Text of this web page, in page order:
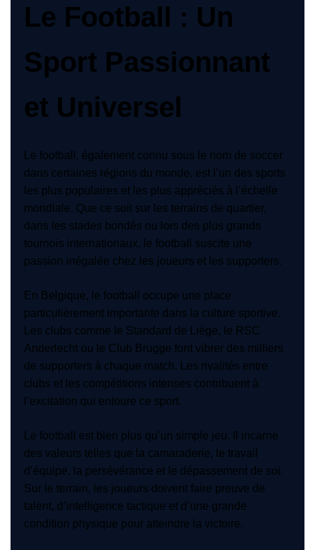
Le Football : Un
Sport Passionnant
et Universel
Le football, également connu sous le nom de soccer
dans certaines régions du monde, est l’un des sports
les plus populaires et les plus appréciés à l’échelle
mondiale. Que ce soit sur les terrains de quartier,
dans les stades bondés ou lors des plus grands
tournois internationaux, le football suscite une
passion inégalée chez les joueurs et les supporters.
En Belgique, le football occupe une place
particulièrement importante dans la culture sportive.
Les clubs comme le Standard de Liège, le RSC
Anderlecht ou le Club Brugge font vibrer des milliers
de supporters à chaque match. Les rivalités entre
clubs et les compétitions intenses contribuent à
l’excitation qui entoure ce sport.
Le football est bien plus qu’un simple jeu. Il incarne
des valeurs telles que la camaraderie, le travail
d’équipe, la persévérance et le dépassement de soi.
Sur le terrain, les joueurs doivent faire preuve de
talent, d’intelligence tactique et d’une grande
condition physique pour atteindre la victoire.